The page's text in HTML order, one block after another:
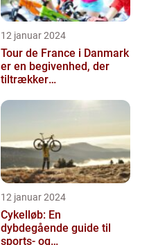
12 januar 2024
Tour de France i Danmark
er en begivenhed, der
tiltrækker
sportsfans fra hele ve...
12 januar 2024
Cykelløb: En
dybdegående guide til
sports- og